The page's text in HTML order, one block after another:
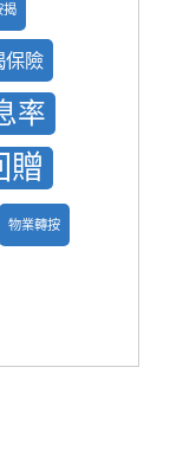
揭
保險
率
贈
物業轉按